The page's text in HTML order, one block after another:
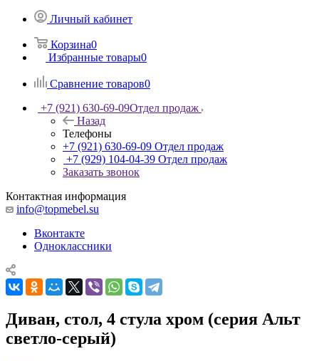
Личный кабинет
Корзина0
Избранные товары0
Сравнение товаров0
+7 (921) 630-69-09Отдел продаж
Назад
Телефоны
+7 (921) 630-69-09 Отдел продаж
+7 (929) 104-04-39 Отдел продаж
Заказать звонок
Контактная информация
info@topmebel.su
Вконтакте
Одноклассники
Диван, стол, 4 стула хром (серия Альт
светло-серый)